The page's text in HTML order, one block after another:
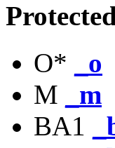
O*
_o
M
_m
BA1